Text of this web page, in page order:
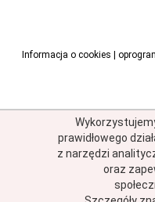
Informacja o cookies |
prawidłowego
z narzędzi
oraz